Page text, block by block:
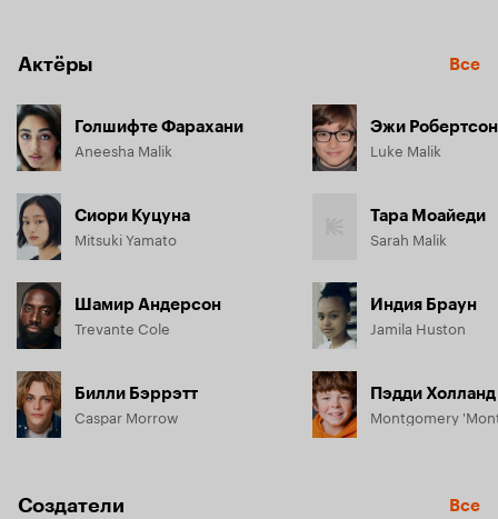
Актёры Все
Голшифте Фарахани
Aneesha Malik
Сиори Куцуна
Mitsuki Yamato
Шамир Андерсон
Trevante Cole
Билли Бэррэтт
Caspar Morrow
Эжи Робертсон
Luke Malik
Тара Моайеди
Sarah Malik
Индия Браун
Jamila Huston
Пэдди Холланд
Montgomery
Создатели Все